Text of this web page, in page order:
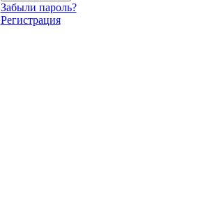
Забыли пароль?
Регистрация